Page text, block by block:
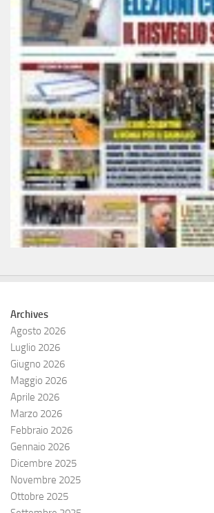
Archives
Agosto 2026
Luglio 2026
Giugno 2026
Maggio 2026
Aprile 2026
Marzo 2026
Febbraio 2026
Gennaio 2026
Dicembre 2025
Novembre 2025
Ottobre 2025